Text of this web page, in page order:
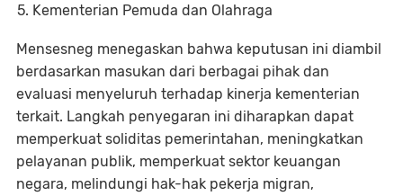
Kementerian Pemuda dan Olahraga
Mensesneg menegaskan bahwa keputusan ini diambil
berdasarkan masukan dari berbagai pihak dan
evaluasi menyeluruh terhadap kinerja kementerian
terkait. Langkah penyegaran ini diharapkan dapat
memperkuat soliditas pemerintahan, meningkatkan
pelayanan publik, memperkuat sektor keuangan
negara, melindungi hak-hak pekerja migran,